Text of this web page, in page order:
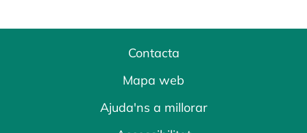
Contacta
Mapa web
Ajuda'ns a millorar